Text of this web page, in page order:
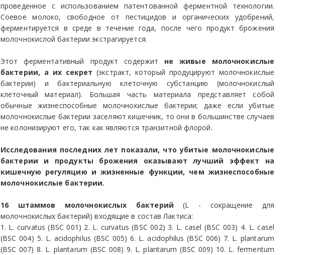
проведенное с использованием патентованной ферментной технологии.
Соевое молоко, свободное от пестицидов и органических удобрений,
ферментируется в среде в течение года, после чего продукт брожения
молочнокислой бактерии экстрагируется.
Этот ферментативный продукт содержит не живые молочнокислые
бактерии, а их секрет (экстракт, который продуцируют молочнокислые
бактерии) и бактериальную клеточную субстанцию (молочнокислый
клеточный материал). Большая часть материала представляет собой
обычные жизнеспособные молочнокислые бактерии; даже если убитые
молочнокислые бактерии заселяют кишечник, то они в большинстве случаев
не колонизируют его, так как являются транзитной флорой.
Исследования последних лет показали, что убитые молочнокислые
бактерии и продукты брожения оказывают лучший эффект на
кишечную регуляцию и жизненные функции, чем жизнеспособные
молочнокислые бактерии.
16 штаммов молочнокислых бактерий (L - сокращение для
молочнокислых бактерий) входящие в состав Лактиса:
1. L. curvatus (BSC 001) 2. L. curvatus (BSC 002) 3. L. casel (BSC 003) 4. L. casel
(BSC 004) 5. L. acidophilus (BSC 005) 6. L. acidophilus (BSC 006) 7. L. plantarum
(BSC 007) 8. L. plantarum (BSC 008) 9. L. plantarum (BSC 009) 10. L. fermentum